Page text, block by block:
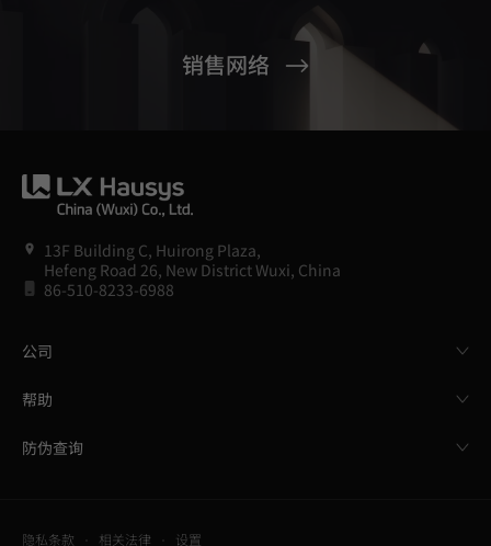
销售网络
13F Building C, Huirong Plaza,
Hefeng Road 26, New District Wuxi, China
86-510-8233-6988
公司
帮助
防伪查询
隐私条款 相关法律 设置